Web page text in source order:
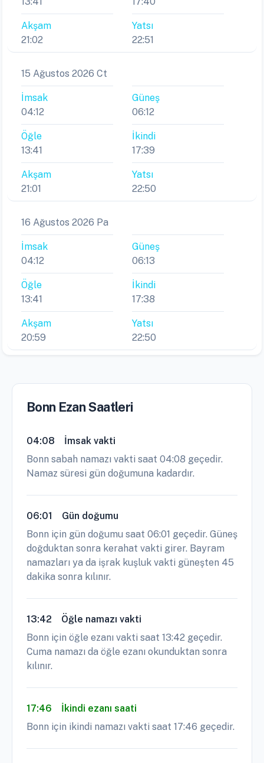
Akşam
21:02
Yatsı
22:51
15 Ağustos 2026 Ct
İmsak
04:12
Güneş
06:12
Öğle
13:41
İkindi
17:39
Akşam
21:01
Yatsı
22:50
16 Ağustos 2026 Pa
İmsak
04:12
Güneş
06:13
Öğle
13:41
İkindi
17:38
Akşam
20:59
Yatsı
22:50
Bonn Ezan Saatleri
04:08
İmsak vakti
Bonn sabah namazı vakti saat 04:08 geçedir.
Namaz süresi gün doğumuna kadardır.
06:01
Gün doğumu
Bonn için gün doğumu saat 06:01 geçedir. Güneş
doğduktan sonra kerahat vakti girer. Bayram
namazları ya da işrak kuşluk vakti güneşten 45
dakika sonra kılınır.
13:42
Öğle namazı vakti
Bonn için öğle ezanı vakti saat 13:42 geçedir.
Cuma namazı da öğle ezanı okunduktan sonra
kılınır.
17:46
İkindi ezanı saati
Bonn için ikindi namazı vakti saat 17:46 geçedir.